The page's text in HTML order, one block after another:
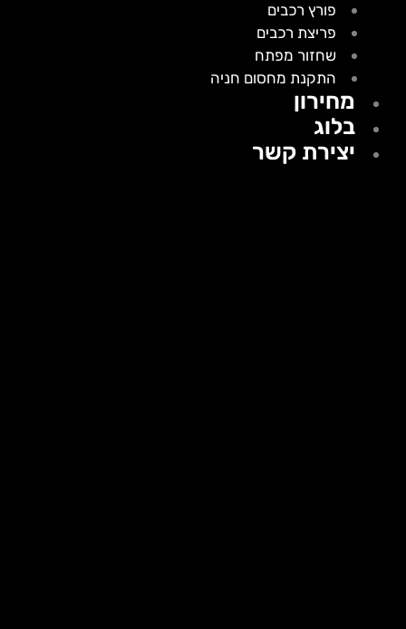
פורץ רכבים
פריצת רכבים
שחזור מפתח
התקנת מחסום חניה
מחירון
בלוג
יצירת קשר